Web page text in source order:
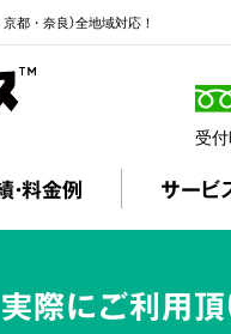
都・奈良）全地域対応！
受
・料金例 サービ
実際にご利用